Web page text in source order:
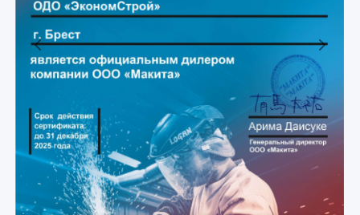
Previous Next